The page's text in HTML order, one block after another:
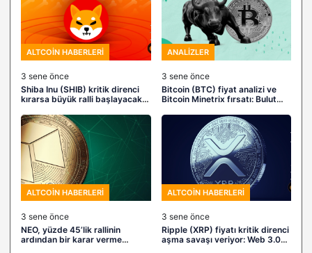
ALTCOIN HABERLERI
3 sene önce
Shiba Inu (SHIB) kritik direnci
kırarsa büyük ralli başlayacak:
meme coin projelerini keşfedin
ANALIZLER
3 sene önce
Bitcoin (BTC) fiyat analizi ve
Bitcoin Minetrix fırsatı: Bulut
ALTCOIN HABERLERI
3 sene önce
NEO, yüzde 45’lik rallinin
ardından bir karar verme
ALTCOIN HABERLERI
3 sene önce
Ripple (XRP) fiyatı kritik direnci
aşma savaşı veriyor: Web 3.0